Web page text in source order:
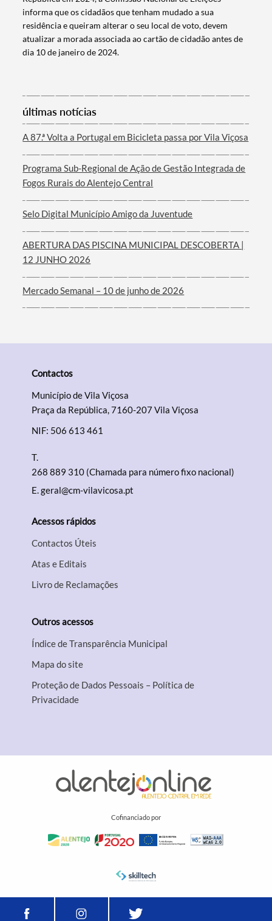
Termo de Pesquisa
Categorias gerais
Filtros
informa que os cidadãos que tenham mudado a sua
residência e queiram alterar o seu local de voto, devem
atualizar a morada associada ao cartão de cidadão antes de
dia 10 de janeiro de 2024.
últimas notícias
A 87.ª Volta a Portugal em Bicicleta passa por Vila Viçosa
Programa Sub-Regional de Ação de Gestão Integrada de
Fogos Rurais do Alentejo Central
Selo Digital Município Amigo da Juventude
ABERTURA DAS PISCINA MUNICIPAL DESCOBERTA |
12 JUNHO 2026
Mercado Semanal – 10 de junho de 2026
Contactos
Município de Vila Viçosa
Praça da República, 7160-207 Vila Viçosa
NIF: 506 613 461
T.
268 889 310 (Chamada para número fixo nacional)
E.geral@cm-vilavicosa.pt
Acessos rápidos
Contactos Úteis
Atas e Editais
Livro de Reclamações
Outros acessos
Índice de Transparência Municipal
Mapa do site
Proteção de Dados Pessoais – Política de
Privacidade
Cofinanciado por